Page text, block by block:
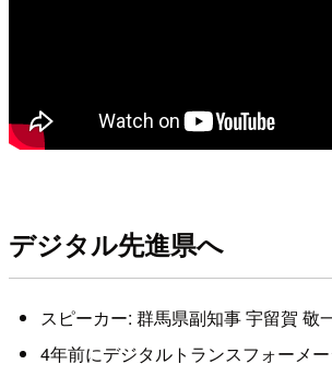
デジタル先進県へ
スピーカー: 群馬県副知事 宇留賀 敬
4年前にデジタルトランスフォーメ